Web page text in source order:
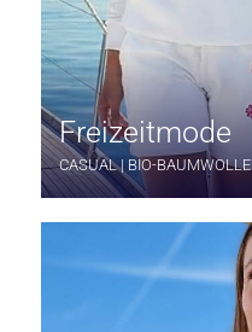
Freizeitmode
CASUAL | BIO-BAUMWOLLE